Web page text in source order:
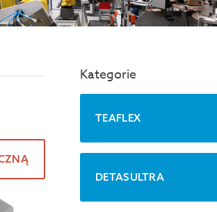
Kategorie
TEAFLEX
DETASULTRA